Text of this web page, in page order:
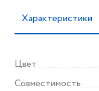
Характеристики
Цвет
Совместимость